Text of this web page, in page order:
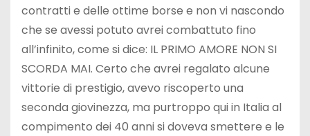
contratti e delle ottime borse e non vi nascondo
che se avessi potuto avrei combattuto fino
all’infinito, come si dice: IL PRIMO AMORE NON SI
SCORDA MAI. Certo che avrei regalato alcune
vittorie di prestigio, avevo riscoperto una
seconda giovinezza, ma purtroppo qui in Italia al
compimento dei 40 anni si doveva smettere e le